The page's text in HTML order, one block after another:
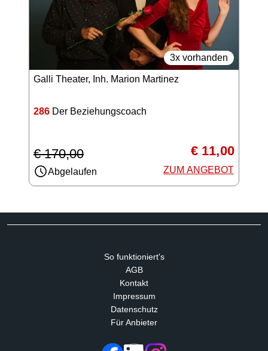
3x vorhanden
Galli Theater, Inh. Marion Martinez
286 Der Beziehungscoach
€ 170,00
Abgelaufen
€ 11,00
ZUM ANGEBOT
So funktioniert's
AGB
Kontakt
Impressum
Datenschutz
Für Anbieter